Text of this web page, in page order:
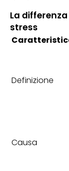
La
stress
Definizione
Causa